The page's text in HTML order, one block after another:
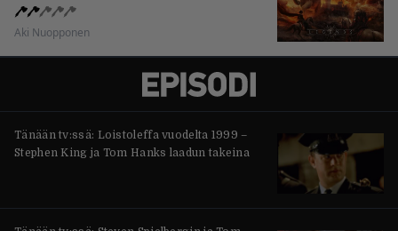
Aki Nuopponen
Tänään tv:ssä: Loistoleffa vuodelta 1999 –
Stephen King ja Tom Hanks laadun takeina